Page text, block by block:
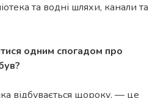
та водні шляхи, канали та
одним спогадом про
відбувається щороку, — це